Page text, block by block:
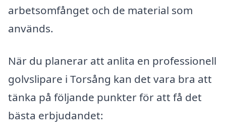
arbetsomfånget och de material som
används.
När du planerar att anlita en professionell
golvslipare i Torsång kan det vara bra att
tänka på följande punkter för att få det
bästa erbjudandet: